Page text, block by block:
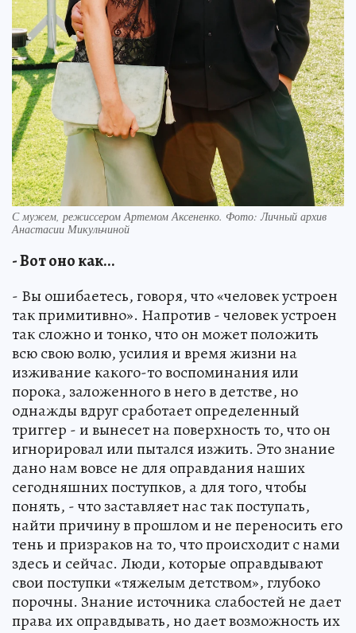
С мужем, режиссером Артемом Аксененко. Фото: Личный архив
Анастасии Микульчиной
- Вот оно как...
- Вы ошибаетесь, говоря, что «человек устроен
так примитивно». Напротив - человек устроен
так сложно и тонко, что он может положить
всю свою волю, усилия и время жизни на
изживание какого-то воспоминания или
порока, заложенного в него в детстве, но
однажды вдруг сработает определенный
триггер - и вынесет на поверхность то, что он
игнорировал или пытался изжить. Это знание
дано нам вовсе не для оправдания наших
сегодняшних поступков, а для того, чтобы
понять, - что заставляет нас так поступать,
найти причину в прошлом и не переносить его
тень и призраков на то, что происходит с нами
здесь и сейчас. Люди, которые оправдывают
свои поступки «тяжелым детством», глубоко
порочны. Знание источника слабостей не дает
права их оправдывать, но дает возможность их